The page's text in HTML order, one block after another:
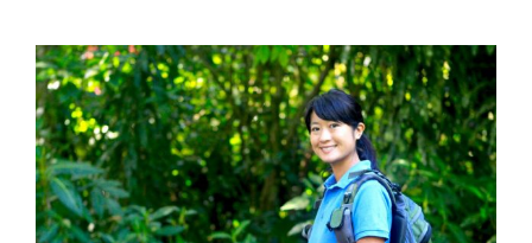
川久保 祥子 Sachiko Kawakubo